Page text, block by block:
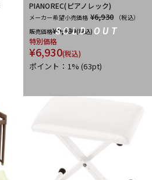
SOLD OUT
PIANOREC(ピアノレック)
メーカー希望小売価格 ¥6,930
（税込）
販売価格¥9,680(税込)
特別価格
¥6,930(税込)
ポイント：1%(63pt)